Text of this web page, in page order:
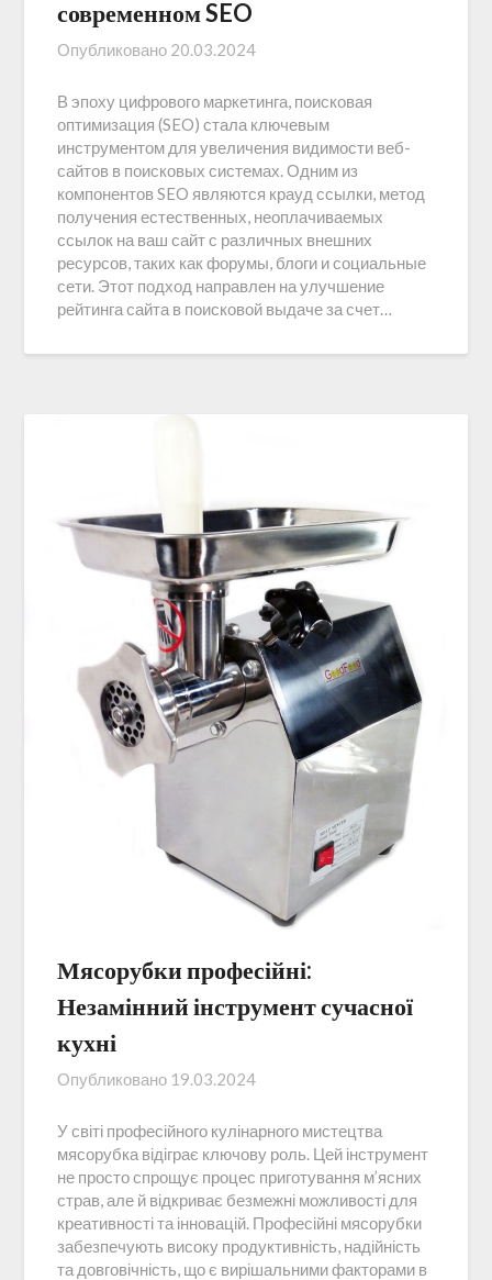
современном SEO
Опубликовано 20.03.2024
В эпоху цифрового маркетинга, поисковая
оптимизация (SEO) стала ключевым
инструментом для увеличения видимости веб-
сайтов в поисковых системах. Одним из
компонентов SEO являются крауд ссылки, метод
получения естественных, неоплачиваемых
ссылок на ваш сайт с различных внешних
ресурсов, таких как форумы, блоги и социальные
сети. Этот подход направлен на улучшение
рейтинга сайта в поисковой выдаче за счет…
Мясорубки професійні:
Незамінний інструмент сучасної
кухні
Опубликовано 19.03.2024
У світі професійного кулінарного мистецтва
мясорубка відіграє ключову роль. Цей інструмент
не просто спрощує процес приготування м’ясних
страв, але й відкриває безмежні можливості для
креативності та інновацій. Професійні мясорубки
забезпечують високу продуктивність, надійність
та довговічність, що є вирішальними факторами в